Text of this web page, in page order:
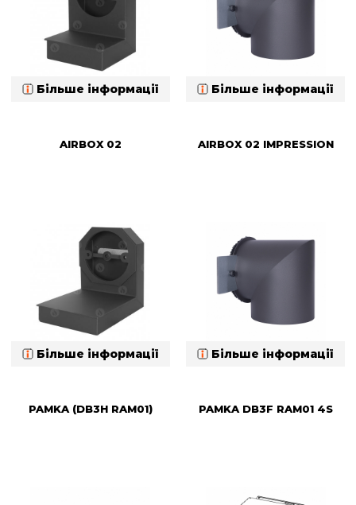
Більше інформації Більше інформації
AIRBOX 02
Більше інформації
AIRBOX 02 IMPRESSION
Більше інформації
PAMKA (DB3H RAM01) PAMKA DB3F RAM01 4S